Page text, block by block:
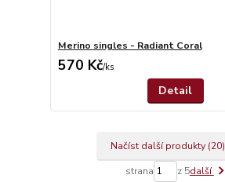
Merino singles - Radiant Coral
570 Kč/ks
Detail
Načíst další produkty (20)
strana z 5další